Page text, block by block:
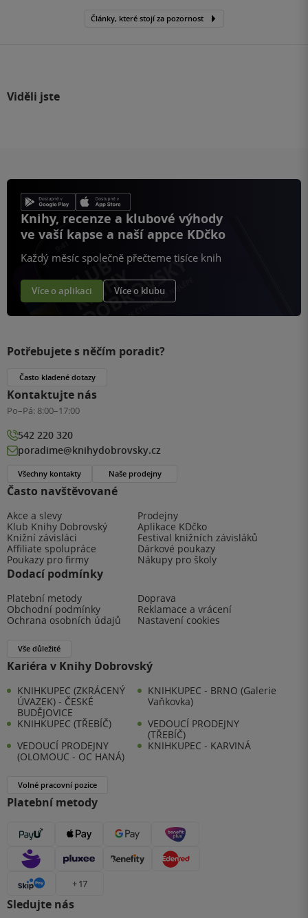
Články, které stojí za pozornost
Viděli jste
Knihy, recenze a klubové výhody
ve vaší kapse a naší appce KDčko
Každý měsíc společně přečteme tisíce knih
Více o aplikaci Více o klubu
Často navštěvované
Akce a slevy
Prodejny
Klub Knihy Dobrovský
Aplikace KDčko
Knižní závisláci
Festival knižních závisláků
Affiliate spolupráce
Dárkové poukazy
Poukazy pro firmy
Nákupy pro školy
Dodací podmínky
Platební metody
Doprava
Obchodní podmínky
Reklamace a vrácení
Ochrana osobních údajů
Nastavení cookies
Vše důležité
Kariéra v Knihy Dobrovský
KNIHKUPEC (ZKRÁCENÝ
ÚVAZEK) - ČESKÉ
BUDĚJOVICE
KNIHKUPEC - BRNO (Galerie
Vaňkovka)
KNIHKUPEC (TŘEBÍČ)
VEDOUCÍ PRODEJNY
(TŘEBÍČ)
VEDOUCÍ PRODEJNY
(OLOMOUC - OC HANÁ)
KNIHKUPEC - KARVINÁ
Volné pracovní pozice
Platební metody
+ 17
Sledujte nás
Potřebujete s něčím poradit?
Často kladené dotazy
Kontaktujte nás
Po–Pá: 8:00–17:00
542 220 320
poradime@knihydobrovsky.cz
Všechny kontakty Naše prodejny